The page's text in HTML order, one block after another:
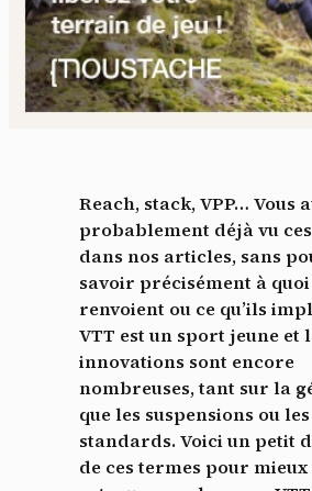
Reach, stack, VPP… Vous
probablement déjà vu
dans nos articles, sans
savoir précisément à
renvoient ou ce qu’ils
VTT est un sport jeune et
innovations sont encore
nombreuses, tant sur la
que les suspensions ou
standards. Voici un petit
de ces termes pour mieux